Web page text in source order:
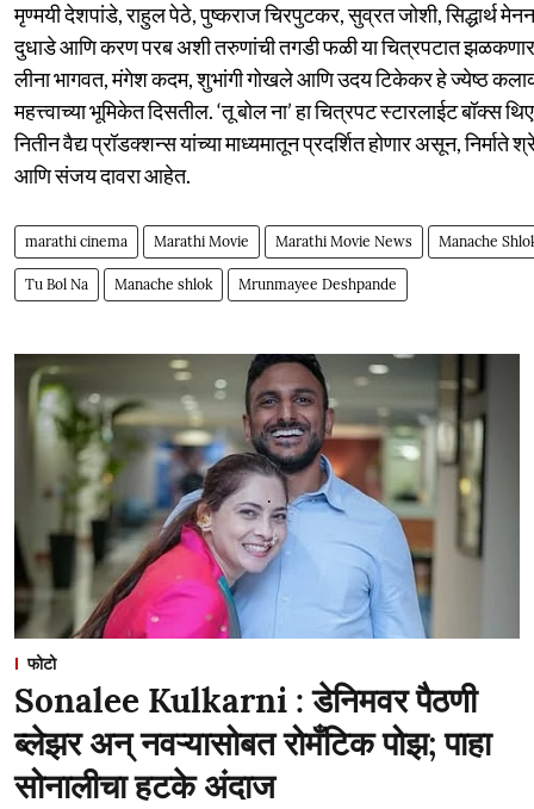
मृण्मयी देशपांडे, राहुल पेठे, पुष्कराज चिरपुटकर, सुव्रत जोशी, सिद्धार्थ
दुधाडे आणि करण परब अशी तरुणांची तगडी फळी या चित्रपटात
लीना भागवत, मंगेश कदम, शुभांगी गोखले आणि उदय टिकेकर हे ज्येष्ठ
महत्त्वाच्या भूमिकेत दिसतील. ‘तू बोल ना’ हा चित्रपट स्टारलाईट बॉक्स
नितीन वैद्य प्रॉडक्शन्स यांच्या माध्यमातून प्रदर्शित होणार असून, निर्माते
आणि संजय दावरा आहेत.
marathi cinema Marathi Movie Marathi Movie News Manache
Tu Bol Na Manache shlok Mrunmayee Deshpande
फोटो
Sonalee Kulkarni : डेनिमवर पैठणी
ब्लेझर अन् नवऱ्यासोबत रोमँटिक पोझ; पाहा
सोनालीचा हटके अंदाज